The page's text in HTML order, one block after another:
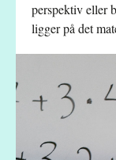
perspektiv eller
ligger på det